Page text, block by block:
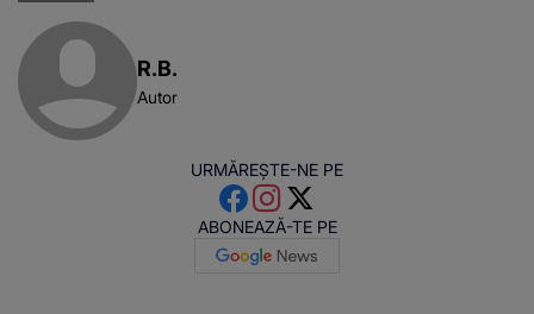
R.B.
Autor
URMĂREȘTE-NE PE
ABONEAZĂ-TE PE